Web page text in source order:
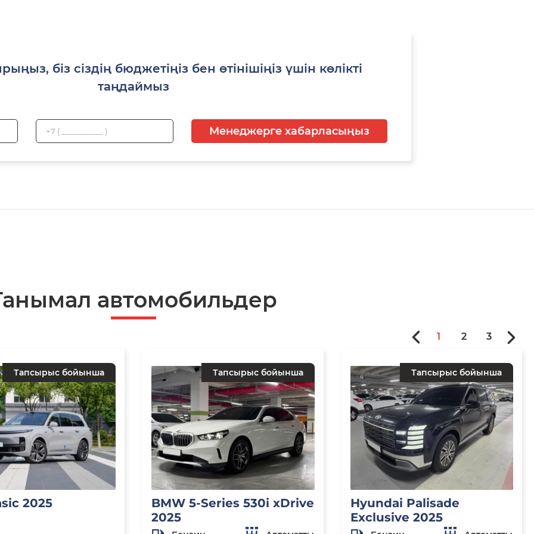
біз сіздің бюджетіңіз бен өтінішіңіз үшін көлікті
таңдаймыз
Менеджерге хабарласыңыз
автомобильдер
Тапсырыс бойынша
2025
Тапсырыс бойынша
BMW 5-Series 530i xDrive
2025
Тапсырыс бойынша
Hyundai Palisade
Exclusive 2025
1 2 3